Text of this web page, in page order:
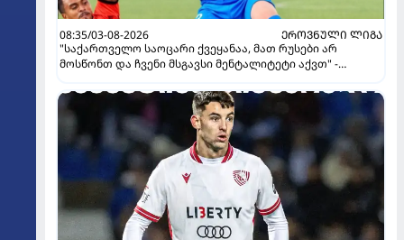
08:35/03-08-2026
ᲔᲠᲝᲕᲜᲣᲚᲘ ᲚᲘᲒᲐ
"საქართველო საოცარი ქვეყანაა, მათ რუსები არ
მოსწონთ და ჩვენი მსგავსი მენტალიტეტი აქვთ" -